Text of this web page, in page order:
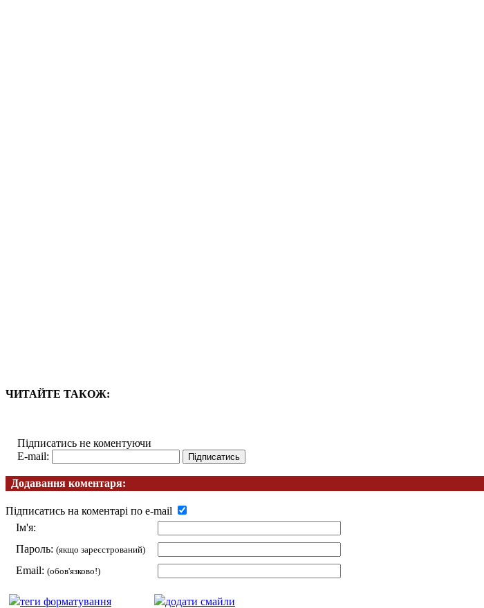
ЧИТАЙТЕ ТАКОЖ:
Підписатись не коментуючи
E-mail:
Додавання коментаря:
Підписатись на коментарі по e-mail
Ім'я:
Пароль: (якщо зареєстрований)
Email: (обов'язково!)
теги форматування додати смайли